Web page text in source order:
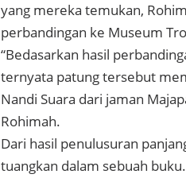
yang mereka temukan,
perbandingan ke Museum
“Bedasarkan hasil
ternyata patung tersebut
Nandi Suara dari jaman
Rohimah.
Dari hasil penulusuran
tuangkan dalam sebuah